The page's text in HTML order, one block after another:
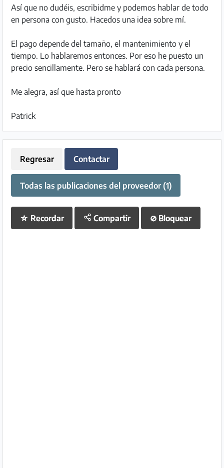
Así que no dudéis, escribidme y podemos hablar de todo
en persona con gusto. Hacedos una idea sobre mí.
El pago depende del tamaño, el mantenimiento y el
tiempo. Lo hablaremos entonces. Por eso he puesto un
precio sencillamente. Pero se hablará con cada persona.
Me alegra, así que hasta pronto
Patrick
Regresar Contactar
Todas las publicaciones del proveedor (1)
☆ Recordar Compartir ⊘ Bloquear